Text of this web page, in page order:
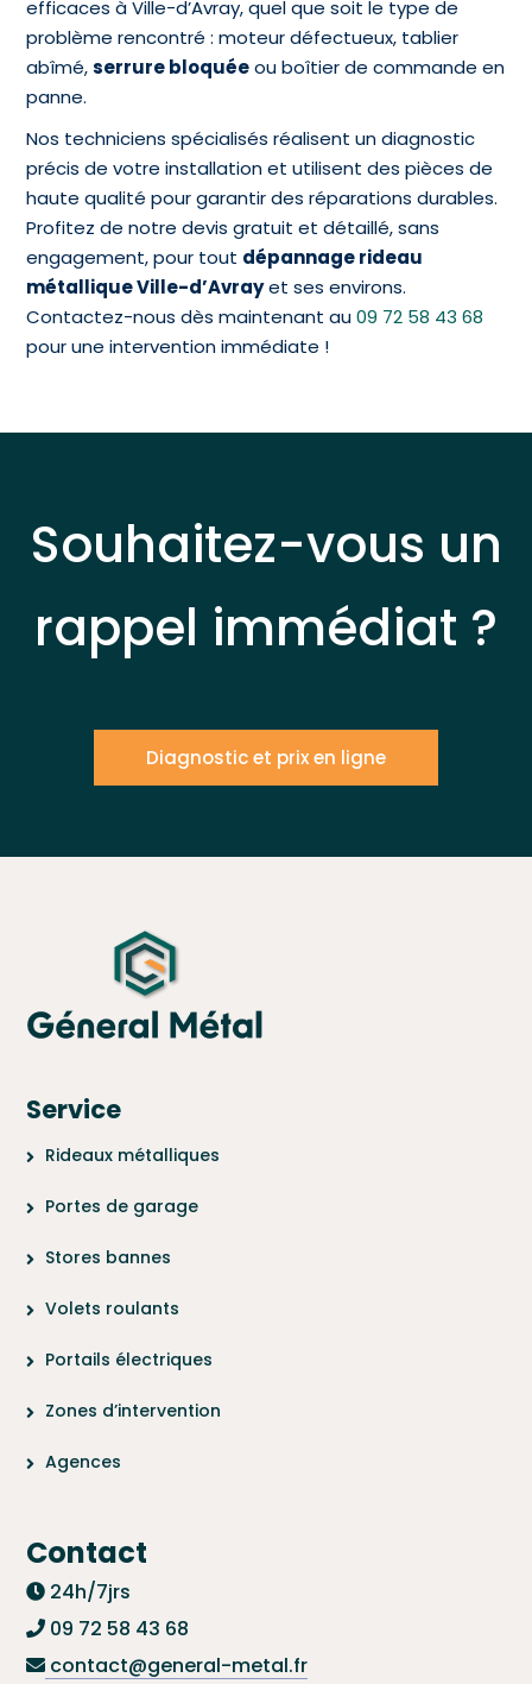
efficaces à Ville-d’Avray, quel que soit le type de
problème rencontré : moteur défectueux, tablier
abîmé,serrure bloquéeou boîtier de commande en
panne.
Nos techniciens spécialisés réalisent un diagnostic
précis de votre installation et utilisent des pièces de
haute qualité pour garantir des réparations durables.
Profitez de notre devis gratuit et détaillé, sans
engagement, pour tout dépannage rideau
métallique Ville-d’Avrayet ses environs.
Contactez-nous dès maintenant au09 72 58 43 68
pour une intervention immédiate !
Souhaitez-vous un
rappel immédiat ?
Diagnostic et prix en ligne
Service
Rideaux métalliques
Portes de garage
Stores bannes
Volets roulants
Portails électriques
Zones d’intervention
Agences
Contact
24h/7jrs
09 72 58 43 68
contact@general-metal.fr